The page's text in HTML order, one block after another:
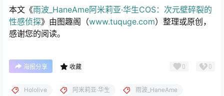
本文《雨波_HaneAme阿米莉亚·华生COS：次元壁碎裂的
性感侦探》由图趣阁（www.tuquge.com）整理或原创，
感谢您的阅读。
海报分享 收藏 0 0
Hololive 阿米莉亚·华生 雨波_HaneAme